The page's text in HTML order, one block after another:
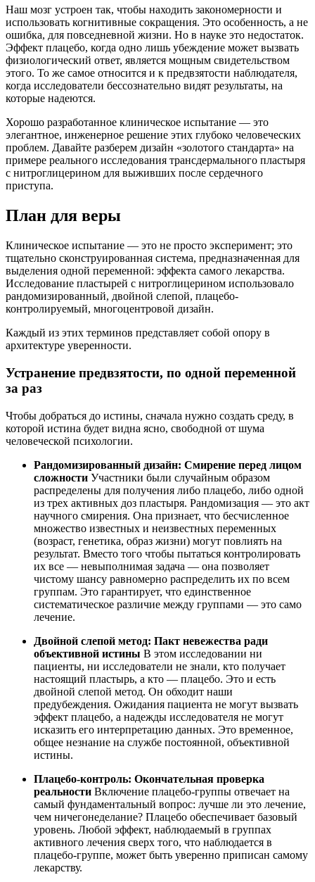
Наш мозг устроен так, чтобы находить закономерности и
использовать когнитивные сокращения. Это особенность, а не
ошибка, для повседневной жизни. Но в науке это недостаток.
Эффект плацебо, когда одно лишь убеждение может вызвать
физиологический ответ, является мощным свидетельством
этого. То же самое относится и к предвзятости наблюдателя,
когда исследователи бессознательно видят результаты, на
которые надеются.
Хорошо разработанное клиническое испытание — это
элегантное, инженерное решение этих глубоко человеческих
проблем. Давайте разберем дизайн «золотого стандарта» на
примере реального исследования трансдермального пластыря
с нитроглицерином для выживших после сердечного
приступа.
План для веры
Клиническое испытание — это не просто эксперимент; это
тщательно сконструированная система, предназначенная для
выделения одной переменной: эффекта самого лекарства.
Исследование пластырей с нитроглицерином использовало
рандомизированный, двойной слепой, плацебо-
контролируемый, многоцентровой дизайн.
Каждый из этих терминов представляет собой опору в
архитектуре уверенности.
Устранение предвзятости, по одной переменной
за раз
Чтобы добраться до истины, сначала нужно создать среду, в
которой истина будет видна ясно, свободной от шума
человеческой психологии.
Рандомизированный дизайн: Смирение перед лицом
сложности Участники были случайным образом
распределены для получения либо плацебо, либо одной
из трех активных доз пластыря. Рандомизация — это акт
научного смирения. Она признает, что бесчисленное
множество известных и неизвестных переменных
(возраст, генетика, образ жизни) могут повлиять на
результат. Вместо того чтобы пытаться контролировать
их все — невыполнимая задача — она позволяет
чистому шансу равномерно распределить их по всем
группам. Это гарантирует, что единственное
систематическое различие между группами — это само
лечение.
Двойной слепой метод: Пакт невежества ради
объективной истины В этом исследовании ни
пациенты, ни исследователи не знали, кто получает
настоящий пластырь, а кто — плацебо. Это и есть
двойной слепой метод. Он обходит наши
предубеждения. Ожидания пациента не могут вызвать
эффект плацебо, а надежды исследователя не могут
исказить его интерпретацию данных. Это временное,
общее незнание на службе постоянной, объективной
истины.
Плацебо-контроль: Окончательная проверка
реальности Включение плацебо-группы отвечает на
самый фундаментальный вопрос: лучше ли это лечение,
чем ничегонеделание? Плацебо обеспечивает базовый
уровень. Любой эффект, наблюдаемый в группах
активного лечения сверх того, что наблюдается в
плацебо-группе, может быть уверенно приписан самому
лекарству.